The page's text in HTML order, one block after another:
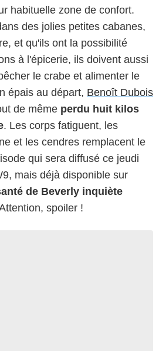
habituelle zone de confort.
des jolies petites cabanes,
et qu'ils ont la possibilité
à l'épicerie, ils doivent aussi
le crabe et alimenter le
épais au départ, Benoît Dubois
de même perdu huit kilos
. Les corps fatiguent, les
et les cendres remplacent le
qui sera diffusé ce jeudi
mais déjà disponible sur
de Beverly inquiète
spoiler !